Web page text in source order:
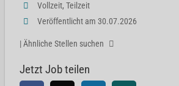
Vollzeit, Teilzeit
Veröffentlicht am 30.07.2026
| Ähnliche Stellen suchen
Jetzt Job teilen